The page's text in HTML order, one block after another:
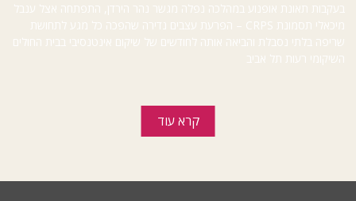
בעקבות תאונת אופנוע במהלכה נפלה מגשר נהר הירדן, התפתחה אצל ענבל
מיכאלי תסמונת CRPS – הפרעת עצבים נדירה שהפכה כל מגע לתחושת
שריפה בלתי נסבלת והביאה אותה לחודשים של שיקום אינטנסיבי בבית החולים
השיקומי רעות תל אביב
קרא עוד